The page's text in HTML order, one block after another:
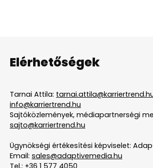
Elérhetőségek
Tarnai Attila:
info@karriertrend.hu
Sajtóközlemények, médiapartnerségi
sajto@karriertrend.hu
Ügynökségi értékesítési képviselet:
Email: sales@adaptivemedia.hu
Tel.: +36 1 577 4050